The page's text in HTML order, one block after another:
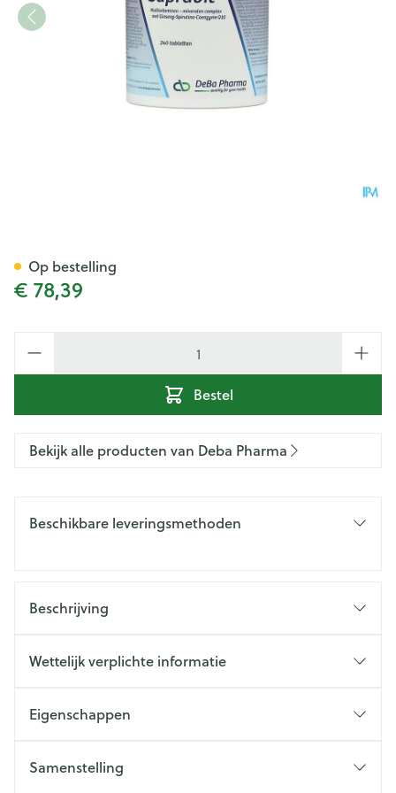
€ 78,39
Bestel
Op bestelling
Bekijk alle producten van Deba Pharma
Beschikbare leveringsmethoden
Beschrijving
Wettelijk verplichte informatie
Eigenschappen
Samenstelling